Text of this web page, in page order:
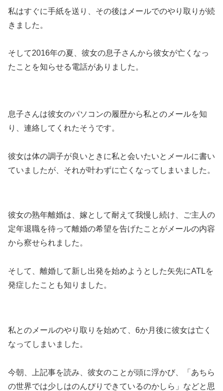
私はすぐに手紙を送り、その後はメールでのやり取りが続
きました。
そして2016年の夏、彼女の息子さんから彼女が亡くなっ
たことを知らせる電話がありました。
息子さんは彼女のパソコンの履歴から私とのメールを知
り、連絡してくれたそうです。
彼女は体の調子が良いときに私と会いたいとメールに書い
ていましたが、それが叶わずに亡くなってしまいました。
彼女の熟年離婚は、嫁として耐えて我慢し続け、ご主人の
定年退職を待って離婚の希望を告げたことがメールの内容
から察せられました。
そして、離婚して新し出発を始めようとした矢先にATLを
発症したことも知りました。
私とのメールのやり取りを始めて、6か月後に彼女は亡く
なってしまいました。
今朝、上記事を読み、彼女のことが頭に浮かび、「あちら
の世界では少しはのんびりできているのかしら」などと思